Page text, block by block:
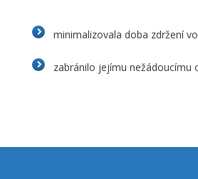
minimalizovala doba zdržení
zabránilo jejímu nežádoucímu